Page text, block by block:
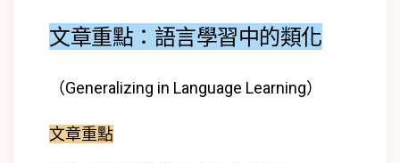
文章重點：語言學習中的類化
（Generalizing in Language Learning）
文章重點